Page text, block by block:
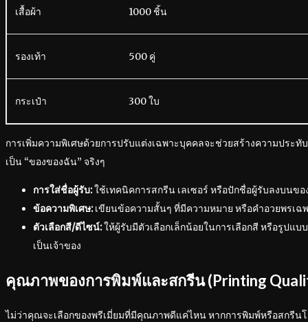
เสื้อผ้า 1000 ชิ้น
รองเท้า 500 คู่
กระเป๋า 300 ใบ
การเพิ่มความพิเศษด้วยการปรับแต่งเฉพาะบุคคลจะช่วยสร้างความประทั
เป็น “ของของฉัน” จริงๆ
การใส่ชื่อผู้รับ:ใช้เทคนิคการสกรีน เลเซอร์ หรือปักชื่อผู้รับลงบนขอ
ข้อความพิเศษ:เขียนข้อความสั้นๆ ที่มีความหมาย หรือคำอวยพรเฉ
ตัวเลือกสี/ดีไซน์:ให้ผู้รับมีตัวเลือกเล็กน้อยในการเลือกสี หรือรูปแบ
เป็นเจ้าของ
คุณภาพของการพิมพ์และสกรีน (Printing
ไม่ว่าคุณจะเลือกของพรีเมี่ยมที่มีคุณภาพดีแค่ไหน หากการพิมพ์หรือสกรีน